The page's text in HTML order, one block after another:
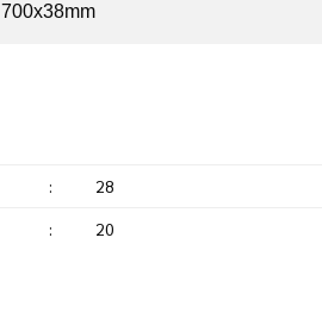
700x38mm
:
28
: 20